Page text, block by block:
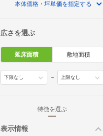
本体価格・坪単価を指定する
広さを選ぶ
延床面積 敷地面積
～
特徴を選ぶ
表示情報